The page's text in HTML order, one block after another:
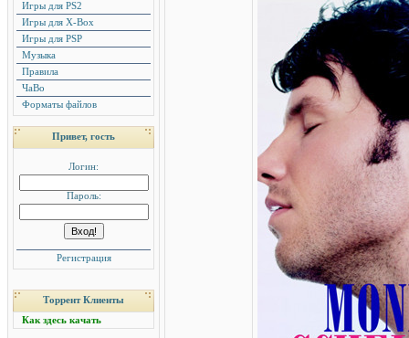
Игры для PS2
Игры для X-Box
Игры для PSP
Музыка
Правила
ЧаВо
Форматы файлов
Привет, гость
Логин:
Пароль:
Регистрация
Торрент Клиенты
Как здесь качать